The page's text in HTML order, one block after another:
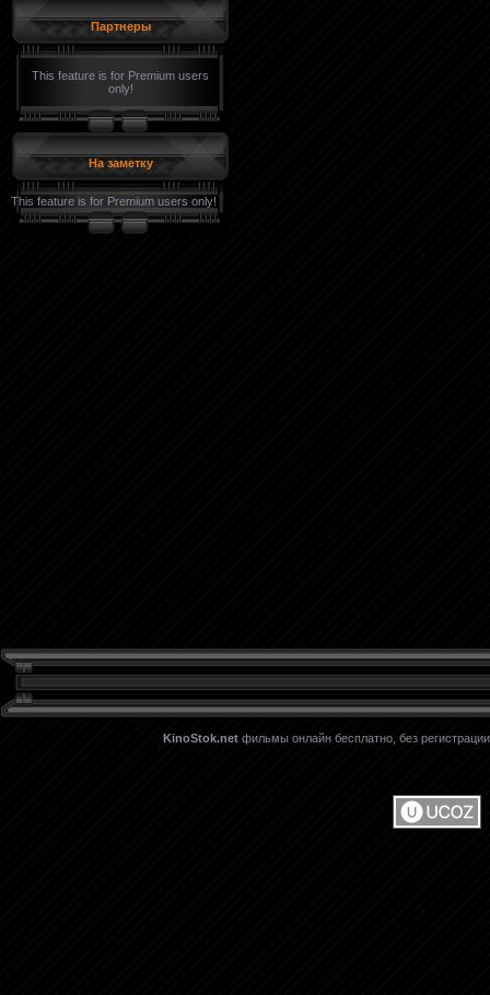
Партнеры
This feature is for Premium users
only!
На заметку
This feature is for Premium users only!
KinoStok.net фильмы онлайн бесплатно, без